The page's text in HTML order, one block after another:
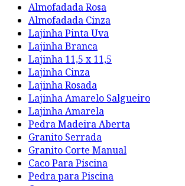
Almofadada Rosa
Almofadada Cinza
Lajinha Pinta Uva
Lajinha Branca
Lajinha 11,5 x 11,5
Lajinha Cinza
Lajinha Rosada
Lajinha Amarelo Salgueiro
Lajinha Amarela
Pedra Madeira Aberta
Granito Serrada
Granito Corte Manual
Caco Para Piscina
Pedra para Piscina